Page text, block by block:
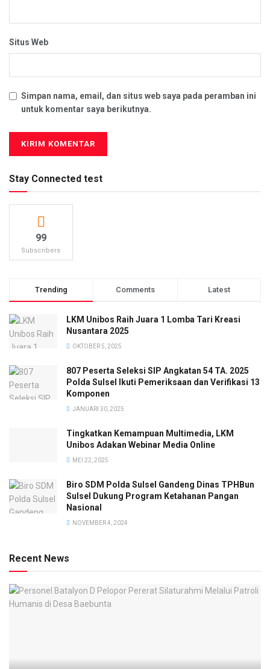
Situs Web
Simpan nama, email, dan situs web saya pada peramban ini
untuk komentar saya berikutnya.
Stay Connected test
99
Subscribers
Trending Comments Latest
LKM Unibos Raih Juara 1 Lomba Tari Kreasi
Nusantara 2025
OKTOBER 5, 2025
807 Peserta Seleksi SIP Angkatan 54 TA. 2025
Polda Sulsel Ikuti Pemeriksaan dan Verifikasi 13
Komponen
JANUARI 30, 2025
Tingkatkan Kemampuan Multimedia, LKM
Unibos Adakan Webinar Media Online
MEI 22, 2025
Biro SDM Polda Sulsel Gandeng Dinas TPHBun
Sulsel Dukung Program Ketahanan Pangan
Nasional
NOVEMBER 4, 2024
Recent News